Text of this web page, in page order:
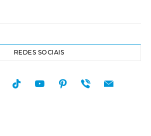
REDES SOCIAIS
tiktok youtubepinterest
viber mail